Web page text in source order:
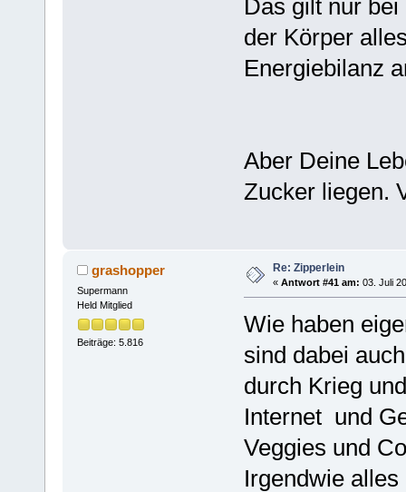
Das gilt nur
der Körper
Energiebilanz
Aber Deine
Zucker liegen.
grashopper
Supermann
Held Mitglied
Beiträge: 5.816
Re: Zipperlein
« Antwort #41 am: 03. Juli
Wie haben
sind dabei
durch Krieg
Internet und
Veggies und
Irgendwie